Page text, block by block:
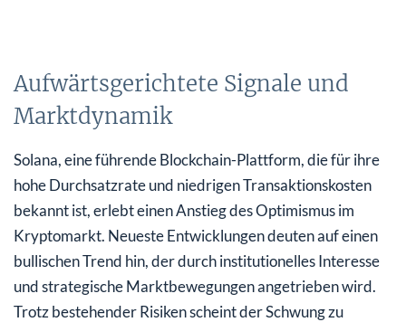
Aufwärtsgerichtete Signale und
Marktdynamik
Solana, eine führende Blockchain-Plattform, die für ihre
hohe Durchsatzrate und niedrigen Transaktionskosten
bekannt ist, erlebt einen Anstieg des Optimismus im
Kryptomarkt. Neueste Entwicklungen deuten auf einen
bullischen Trend hin, der durch institutionelles Interesse
und strategische Marktbewegungen angetrieben wird.
Trotz bestehender Risiken scheint der Schwung zu